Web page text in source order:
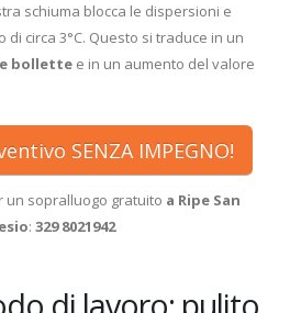
schiuma blocca le dispersioni e
circa 3°C. Questo si traduce in un
bollette e in un aumento del valore
SENZA IMPEGNO!
un sopralluogo gratuito a Ripe San
: 329 8021942